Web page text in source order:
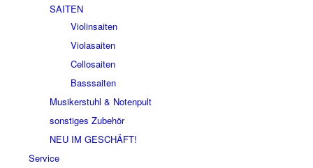
SAITEN
Violinsaiten
Violasaiten
Cellosaiten
Basssaiten
Musikerstuhl & Notenpult
sonstiges Zubehör
NEU IM GESCHÄFT!
Service